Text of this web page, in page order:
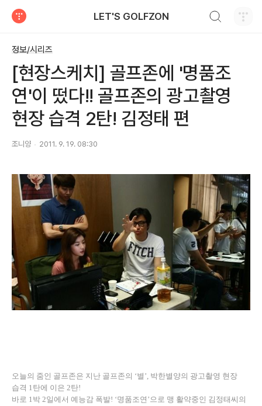
LET'S GOLFZON
정보/시리즈
[현장스케치] 골프존에 '명품조
연'이 떴다!! 골프존의 광고촬영
현장 습격 2탄! 김정태 편
조니양 2011. 9. 19. 08:30
오늘의 줌인 골프존은 지난 골프존의 ‘별’, 박한별양의 광고촬영 현장
습격 1탄에 이은 2탄!
바로 1박 2일에서 예능감 폭발! ‘명품조연’으로 맹 활약중인 김정태씨의